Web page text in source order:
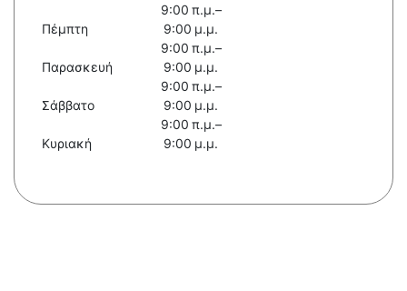
Πέμπτη
9:00 π.μ.–
9:00 μ.μ.
Παρασκευή
9:00 π.μ.–
9:00 μ.μ.
Σάββατο
9:00 π.μ.–
9:00 μ.μ.
Κυριακή
9:00 π.μ.–
9:00 μ.μ.